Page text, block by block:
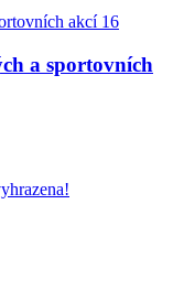
a sportovních